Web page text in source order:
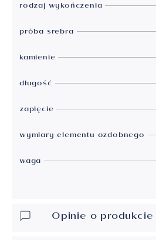
rodzaj wykończenia
próba srebra
kamienie
długość
zapięcie
wymiary elementu ozdobnego
waga
Opinie o produkcie